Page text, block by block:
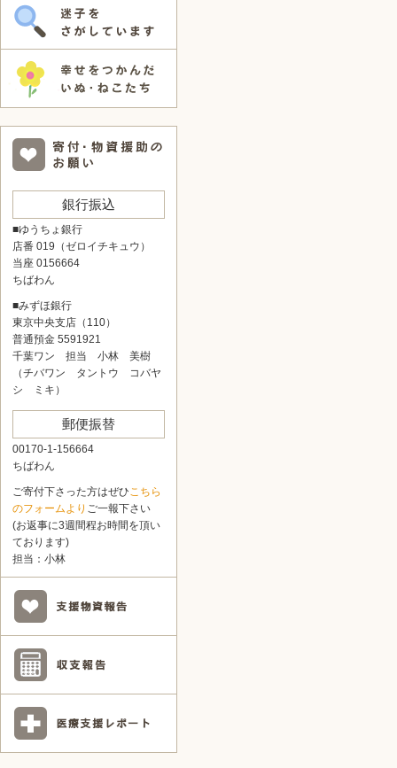
銀行振込
■ゆうちょ銀行
店番 019（ゼロイチキュウ）
当座 0156664
ちばわん
■みずほ銀行
東京中央支店（110）
普通預金 5591921
千葉ワン 担当 小林 美樹
（チバワン タントウ コバヤ
シ ミキ）
郵便振替
00170-1-156664
ちばわん
ご寄付下さった方はぜひこちら
のフォームより ご一報下さい
(お返事に3週間程お時間を頂い
ております)
担当：小林